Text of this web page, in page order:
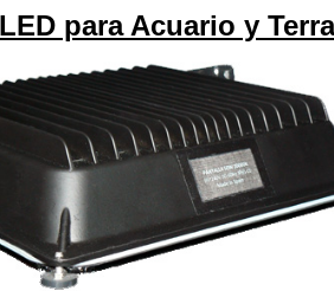
para Acuario y